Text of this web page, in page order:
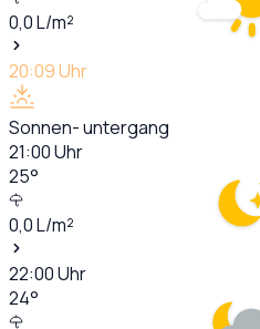
0,0L/m²
20:09Uhr
Sonnen- untergang
21:00Uhr
25°
0,0L/m²
22:00Uhr
24°